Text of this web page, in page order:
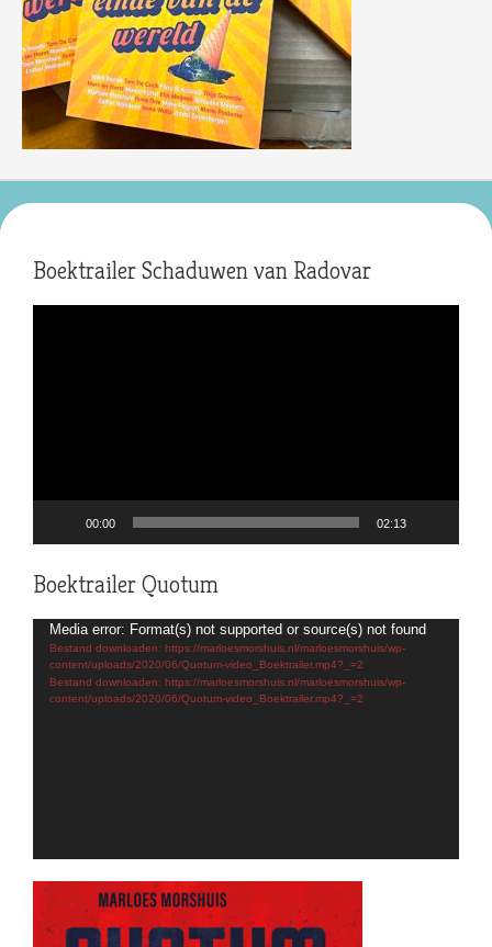
Boektrailer Schaduwen van Radovar
00:00 02:13
Boektrailer Quotum
Videospeler
Media error: Format(s) not supported or source(s) not found
Bestand downloaden: https://marloesmorshuis.nl/marloesmorshuis/wp-
content/uploads/2020/06/Quotum-video_Boektrailer.mp4?_=2
Bestand downloaden: https://marloesmorshuis.nl/marloesmorshuis/wp-
content/uploads/2020/06/Quotum-video_Boektrailer.mp4?_=2